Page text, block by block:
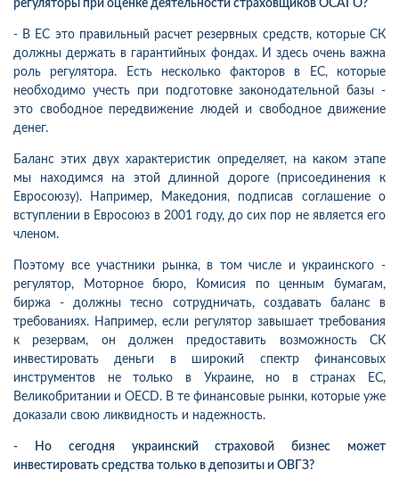
регуляторы при оценке деятельности страховщиков ОСАГО?
- В ЕС это правильный расчет резервных средств, которые СК
должны держать в гарантийных фондах. И здесь очень важна
роль регулятора. Есть несколько факторов в ЕС, которые
необходимо учесть при подготовке законодательной базы -
это свободное передвижение людей и свободное движение
денег.
Баланс этих двух характеристик определяет, на каком этапе
мы находимся на этой длинной дороге (присоединения к
Евросоюзу). Например, Македония, подписав соглашение о
вступлении в Евросоюз в 2001 году, до сих пор не является его
членом.
Поэтому все участники рынка, в том числе и украинского -
регулятор, Моторное бюро, Комисия по ценным бумагам,
биржа - должны тесно сотрудничать, создавать баланс в
требованиях. Например, если регулятор завышает требования
к резервам, он должен предоставить возможность СК
инвестировать деньги в широкий спектр финансовых
инструментов не только в Украине, но в странах ЕС,
Великобритании и OECD. В те финансовые рынки, которые уже
доказали свою ликвидность и надежность.
- Но сегодня украинский страховой бизнес может
инвестировать средства только в депозиты и ОВГЗ?